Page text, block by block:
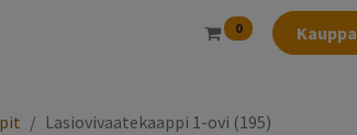
0 Kauppa
Lasiovivaatekaappi 1-ovi (195)